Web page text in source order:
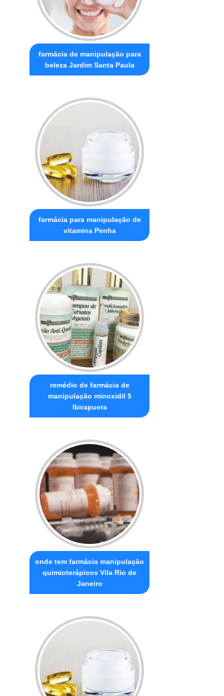
farmácia de manipulação para
beleza Jardim Santa Paula
farmácia para manipulação de
vitamina Penha
remédio de farmácia de
manipulação minoxidil 5
Ibirapuera
onde tem farmácia manipulação
quimioterápicos Vila Rio de
Janeiro